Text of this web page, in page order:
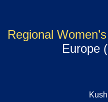
Regional
Europe